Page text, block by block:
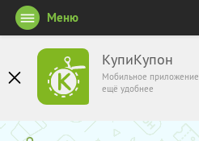
КупиКупон
Мобильное приложение
ещё удобнее
Меню